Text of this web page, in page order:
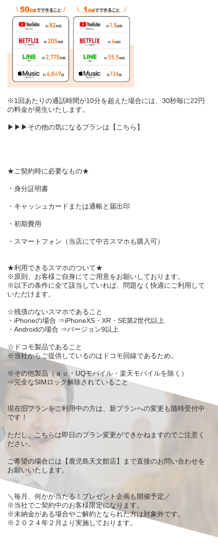
※1回あたりの通話時間が10分を超えた場合には、30秒毎に22円
の料金が発生いたします。
▶▶▶その他の気になるプランは【 こちら 】
★ご契約時に必要なもの★
・身分証明書
・キャッシュカードまたは通帳と届出印
・初期費用
・スマートフォン（当店にて中古スマホも購入可）
★利用できるスマホのついて★
※原則、お客様ご自身にてご用意をお願いしております。
※以下の条件に全て該当していれば、問題なく快適にご利用して
いただけます。
☆残債のないスマホであること
・iPhoneの場合 ⇒iPhoneXS・XR・SE第2世代以上
・Androidの場合 ⇒バージョン9以上
☆ドコモ製品であること
※当社からご提供しているのはドコモ回線であるため。
※その他製品（ａｕ・UQモバイル・楽天モバイルを除く）
⇒完全なSIMロック解除されていること
現在旧プランをご利用中の方は、新プランへの変更も随時受付中
です！
ただし、こちらは即日のプラン変更ができかねますのでご注意く
ださい。
ご希望の場合には【鹿児島天文館店】まで直接のお問い合わせを
お願いいたします。
＼毎月、何かが当たる！プレゼント企画も開催予定／
※当社でご契約中のお客様限定になります。
※未納金がある場合やご解約となられた方は対象外です。
※２０２４年２月より実施しております。